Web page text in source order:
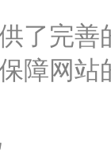
了完
障网站